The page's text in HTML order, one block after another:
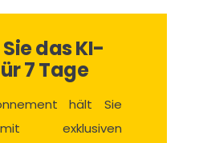
das KI-
7 Tage
hält Sie
exklusiven